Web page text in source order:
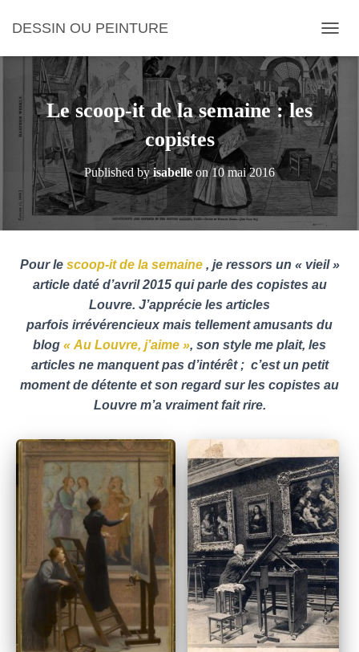
DESSIN OU PEINTURE
Le scoop-it de la semaine : les
copistes
Published byisabelleon10 mai 2016
Pour le scoop-it de la semaine, je ressors un « vieil »
article daté d’avril 2015 qui parle des copistes au
Louvre. J’apprécie les articles
parfois irrévérencieux mais tellement amusants du
blog « Au Louvre, j’aime », son style me plait, les
articles ne manquent pas d’intérêt ; c’est un petit
moment de détente et son regard sur les copistes au
Louvre m’a vraiment fait rire.